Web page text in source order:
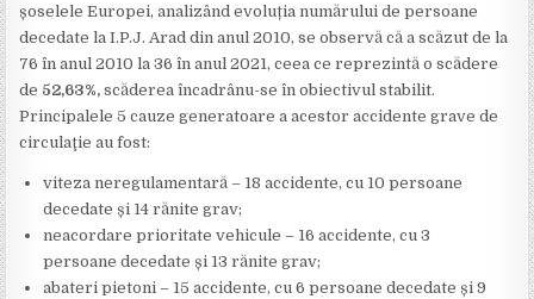
șoselele Europei, analizând evoluția numărului de persoane
decedate la I.P.J. Arad din anul 2010, se observă că a scăzut de la
76 în anul 2010 la 36 în anul 2021, ceea ce reprezintă o scădere
de 52,63%, scăderea încadrânu-se în obiectivul stabilit.
Principalele 5 cauze generatoare a acestor accidente grave de
circulaţie au fost:
viteza neregulamentară – 18 accidente, cu 10 persoane
decedate și 14 rănite grav;
neacordare prioritate vehicule – 16 accidente, cu 3
persoane decedate și 13 rănite grav;
abateri pietoni – 15 accidente, cu 6 persoane decedate și 9